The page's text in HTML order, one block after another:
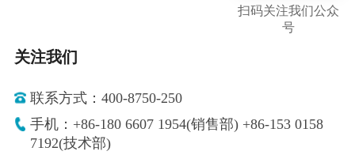
扫码关注我们公众
号
关注我们
联系方式：400-8750-250
手机：+86-180 6607 1954(销售部) +86-153 0158
7192(技术部)